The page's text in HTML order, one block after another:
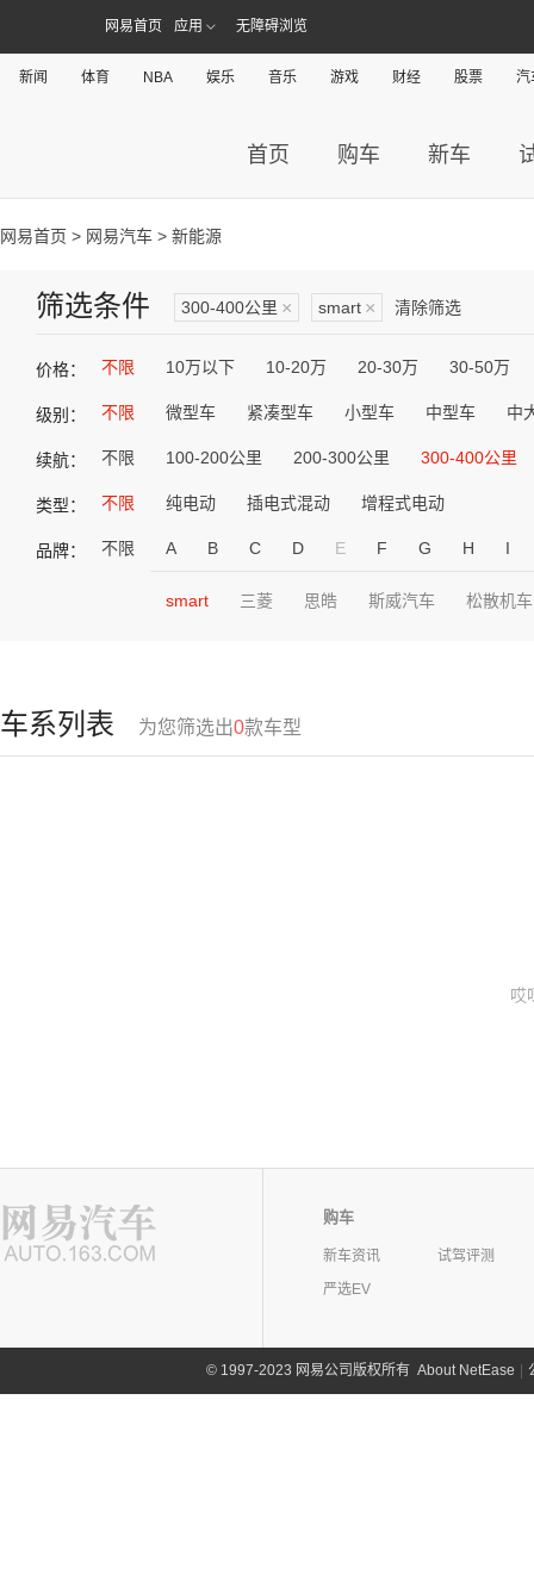
网易首页 应用 无障碍浏览
新闻 体育 NBA 娱乐 音乐 游戏 财经 股票 汽
首页 购车 新车
网易首页 > 网易汽车 > 新能源
筛选条件 300-400公里 × smart × 清除筛选
价格： 不限 10万以下 10-20万 20-30万 30-50万
级别： 不限 微型车 紧凑型车 小型车 中型车 中
续航： 不限 100-200公里 200-300公里 300-400公里
类型： 不限 纯电动 插电式混动 增程式电动
品牌： 不限 A B C D E F G H I
smart 三菱 思皓 斯威汽车 松散机车
车系列表 为您筛选出0款车型
哎
购车
新车资讯
试驾评测
严选EV
©1997-2023 网易公司版权所有 About NetEase